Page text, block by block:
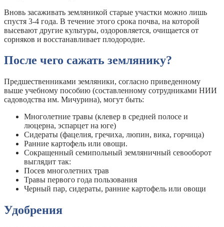
Вновь засаживать земляникой старые участки можно лишь
спустя 3-4 года. В течение этого срока почва, на которой
высевают другие культуры, оздоровляется, очищается от
сорняков и восстанавливает плодородие.
После чего сажать землянику?
Предшественниками земляники, согласно приведенному
выше учебному пособию (составленному сотрудниками НИИ
садоводства им. Мичурина), могут быть:
Многолетние травы (клевер в средней полосе и
люцерна, эспарцет на юге)
Сидераты (фацелия, гречиха, люпин, вика, горчица)
Ранние картофель или овощи.
Сокращенный семипольный земляничный севооборот
выглядит так:
Посев многолетних трав
Травы первого года пользования
Черный пар, сидераты, ранние картофель или овощи
Удобрения